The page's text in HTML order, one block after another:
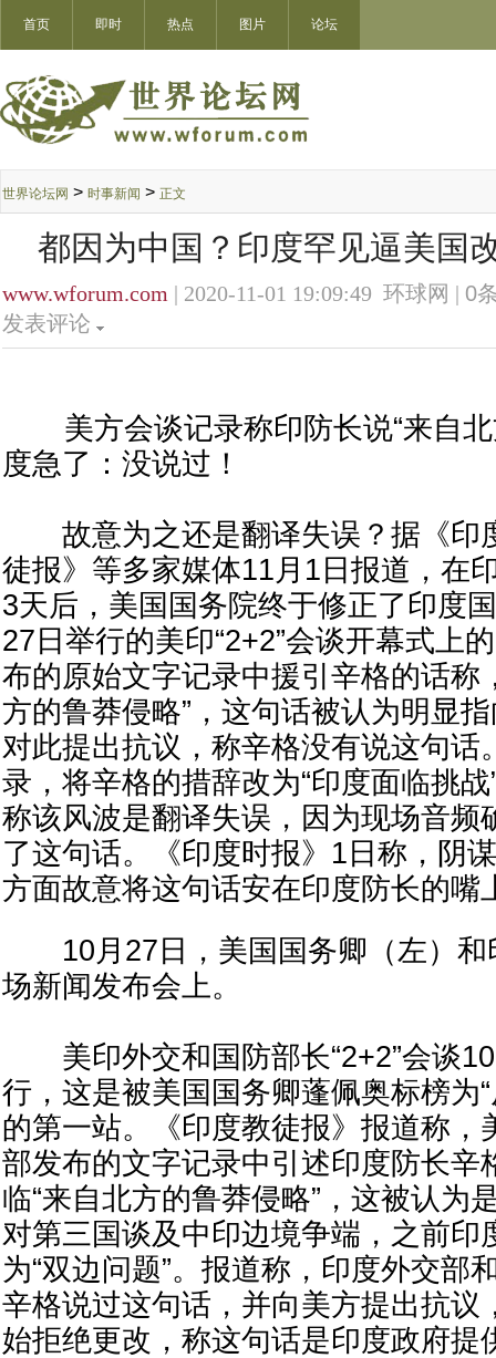
首页 即时 热点 图片 论坛
世界论坛网 > 时事新闻 > 正文
都因为中国？印度罕见逼美国
www.wforum.com | 2020-11-01 19:09:49 环球网 | 0
发表评论
美方会谈记录称印防长说“来自北
度急了：没说过！
故意为之还是翻译失误？据《印
徒报》等多家媒体11月1日报道，在
3天后，美国国务院终于修正了印度
27日举行的美印“2+2”会谈开幕式上
布的原始文字记录中援引辛格的话称
方的鲁莽侵略”，这句话被认为明显
对此提出抗议，称辛格没有说这句话
录，将辛格的措辞改为“印度面临挑
称该风波是翻译失误，因为现场音频
了这句话。《印度时报》1日称，阴
方面故意将这句话安在印度防长的嘴
10月27日，美国国务卿（左）和
场新闻发布会上。
美印外交和国防部长“2+2”会谈
行，这是被美国国务卿蓬佩奥标榜为
的第一站。《印度教徒报》报道称，
部发布的文字记录中引述印度防长辛
临“来自北方的鲁莽侵略”，这被认为
对第三国谈及中印边境争端，之前印
为“双边问题”。报道称，印度外交部
辛格说过这句话，并向美方提出抗议
始拒绝更改，称这句话是印度政府提